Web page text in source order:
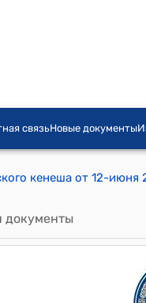
связьНовые документы